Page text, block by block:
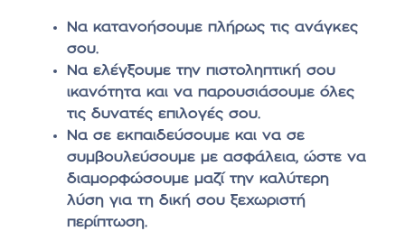
Να κατανοήσουμε πλήρως τις ανάγκες
σου.
Να ελέγξουμε την πιστοληπτική σου
ικανότητα και να παρουσιάσουμε όλες
τις δυνατές επιλογές σου.
Να σε εκπαιδεύσουμε και να σε
συμβουλεύσουμε με ασφάλεια, ώστε να
διαμορφώσουμε μαζί την καλύτερη
λύση για τη δική σου ξεχωριστή
περίπτωση.